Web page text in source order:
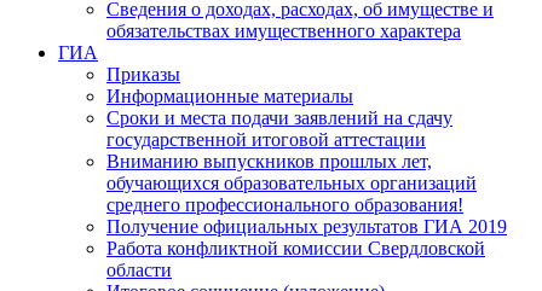
Сведения о доходах, расходах, об имуществе и
обязательствах имущественного характера
ГИА
Приказы
Информационные материалы
Сроки и места подачи заявлений на сдачу
государственной итоговой аттестации
Вниманию выпускников прошлых лет,
обучающихся образовательных организаций
среднего профессионального образования!
Получение официальных результатов ГИА 2019
Работа конфликтной комиссии Свердловской
области